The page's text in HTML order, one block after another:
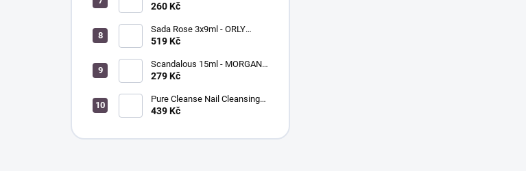
na nehty
260 Kč
Sada Rose 3x9ml - ORLY
FRENCH MANICURE - sada
519 Kč
Scandalous 15ml - MORGAN
TAYLOR - lak na nehty
279 Kč
Pure Cleanse Nail Cleansing
Spray 120ml - MORGAN
439 Kč